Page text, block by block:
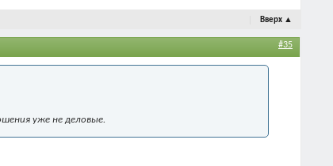
Вверх ▲
#35
уже не деловые.